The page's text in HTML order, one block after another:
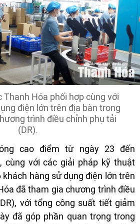
Thanh Hóa phối hợp cùng với
điện lớn trên địa bàn trong
trình điều chỉnh phụ tải
(DR).
cao điểm từ ngày 23 đến
cùng với các giải pháp kỹ thuật
hàng sử dụng điện lớn trên
đã tham gia chương trình điều
với tổng công suất tiết giảm
đã góp phần quan trọng trong